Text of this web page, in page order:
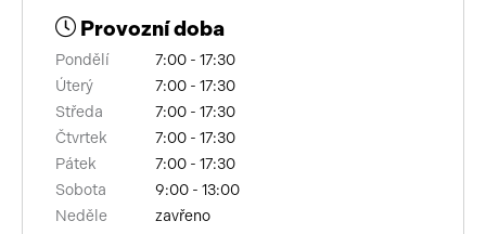
Provozní doba
Pondělí
7:00 - 17:30
Úterý
7:00 - 17:30
Středa
7:00 - 17:30
Čtvrtek
7:00 - 17:30
Pátek
7:00 - 17:30
Sobota
9:00 - 13:00
Neděle
zavřeno